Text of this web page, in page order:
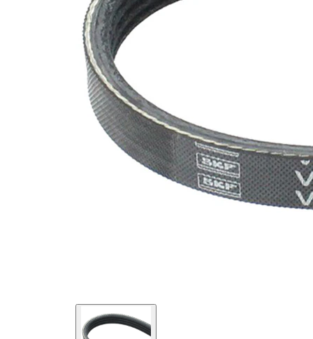
SVHC
Nu sunt
disponibile
Material
curea
dienă
cauciuc)